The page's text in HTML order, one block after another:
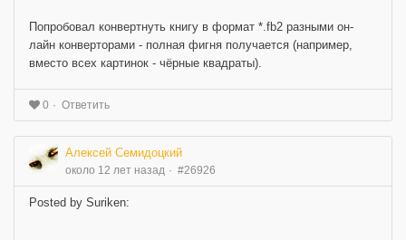
Попробовал конвертнуть книгу в формат *.fb2 разными он-
лайн конверторами - полная фигня получается (например,
вместо всех картинок - чёрные квадраты).
0 Ответить
Алексей Семидоцкий
около 12 лет назад #26926
Posted by Suriken: